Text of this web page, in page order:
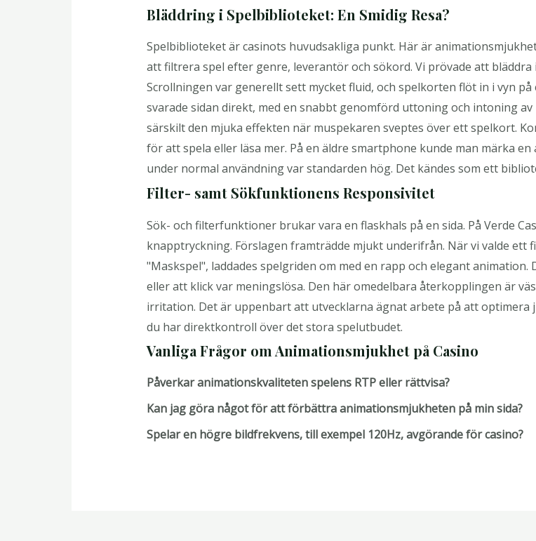
Bläddring i Spelbiblioteket: En Smidig Resa?
Spelbiblioteket är casinots huvudsakliga punkt. Här är
att filtrera spel efter genre, leverantör och sökord. Vi prövade att
Scrollningen var generellt sett mycket fluid, och spelkorten flöt in i vyn
svarade sidan direkt, med en snabbt genomförd uttoning och intoning
särskilt den mjuka effekten när muspekaren sveptes över ett spelkort.
för att spela eller läsa mer. På en äldre smartphone kunde man märka
under normal användning var standarden hög. Det kändes som ett
Filter- samt Sökfunktionens Responsivitet
Sök- och filterfunktioner brukar vara en flaskhals på en sida. På Verde
knapptryckning. Förslagen framträdde mjukt underifrån. När vi valde ett
"Maskspel", laddades spelgriden om med en rapp och elegant
eller att klick var meningslösa. Den här omedelbara återkopplingen är
irritation. Det är uppenbart att utvecklarna ägnat arbete på att optimera
du har direktkontroll över det stora spelutbudet.
Vanliga Frågor om Animationsmjukhet på Casino
Påverkar animationskvaliteten spelens RTP eller rättvisa?
Kan jag göra något för att förbättra animationsmjukheten på min sida?
Spelar en högre bildfrekvens, till exempel 120Hz, avgörande för casino?